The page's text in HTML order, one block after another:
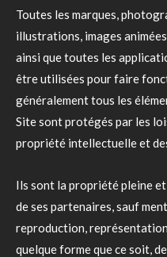
Toutes les marques,
illustrations, images
ainsi que toutes les
être utilisées pour faire
généralement tous les
Site sont protégés par les
propriété intellectuelle et
Ils sont la propriété pleine
de ses partenaires, sauf
reproduction,
quelque forme que ce soit,